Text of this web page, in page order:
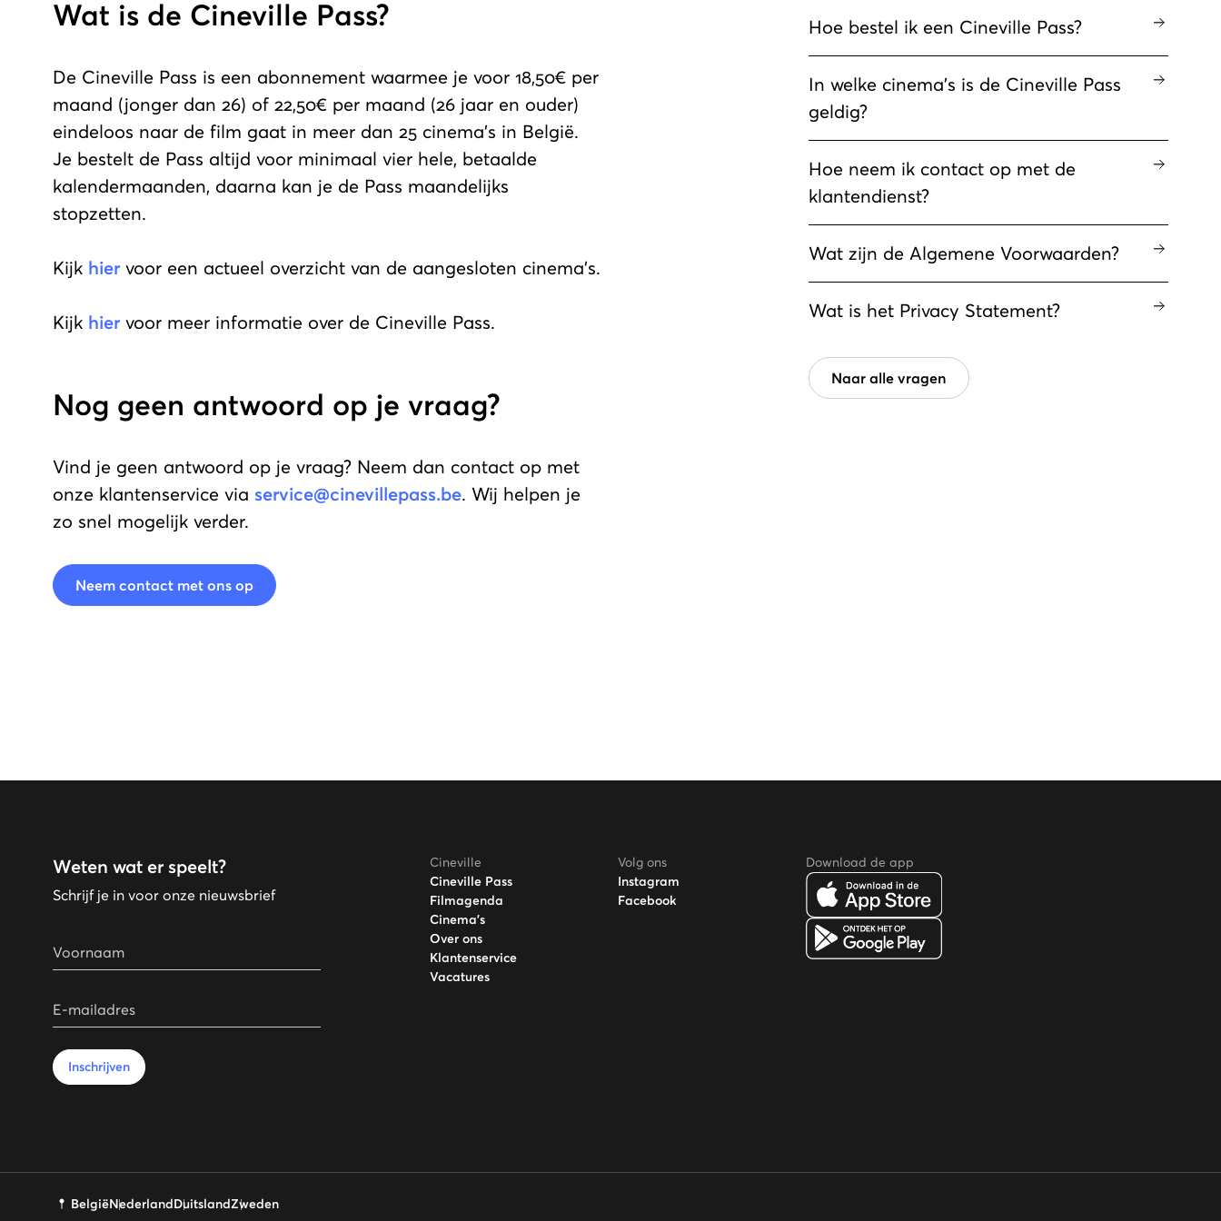
Wat is de Cineville Pass?
De Cineville Pass is een abonnement waarmee je voor 18,50€ per
maand (jonger dan 26) of 22,50€ per maand (26 jaar en ouder)
eindeloos naar de film gaat in meer dan 25 cinema’s in België.
Je bestelt de Pass altijd voor minimaal vier hele, betaalde
kalendermaanden, daarna kan je de Pass maandelijks
stopzetten.
Kijk hier voor een actueel overzicht van de aangesloten cinema’s.
Kijk hier voor meer informatie over de Cineville Pass.
Nog geen antwoord op je vraag?
Vind je geen antwoord op je vraag? Neem dan contact op met
onze klantenservice via service@cinevillepass.be. Wij helpen je
zo snel mogelijk verder.
Neem contact met ons op
Hoe bestel ik een Cineville Pass?
In welke cinema's is de Cineville Pass
geldig?
Hoe neem ik contact op met de
klantendienst?
Wat zijn de Algemene Voorwaarden?
Wat is het Privacy Statement?
Naar alle vragen
Weten wat er speelt?
Schrijf je in voor onze nieuwsbrief
Voornaam
E-mailadres
Inschrijven
Cineville
Cineville Pass
Filmagenda
Cinema's
Over ons
Klantenservice
Vacatures
Volg ons
Instagram
Facebook
Download de app
BelgiëNederlandDuitslandZweden